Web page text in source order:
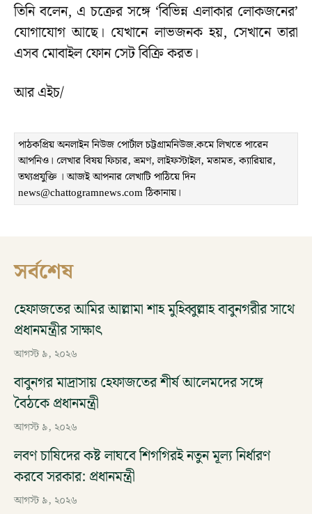
তিনি বলেন, এ চক্রের সঙ্গে ‘বিভিন্ন এলাকার লোকজনের’
যোগাযোগ আছে। যেখানে লাভজনক হয়, সেখানে তারা
এসব মোবাইল ফোন সেট বিক্রি করত।
আর এইচ/
পাঠকপ্রিয় অনলাইন নিউজ পোর্টাল চট্টগ্রামনিউজ.কমে লিখতে পারেন
আপনিও। লেখার বিষয় ফিচার, ভ্রমণ, লাইফস্টাইল, মতামত, ক্যারিয়ার,
তথ্যপ্রযুক্তি । আজই আপনার লেখাটি পাঠিয়ে দিন
news@chattogramnews.com ঠিকানায়।
সর্বশেষ
হেফাজতের আমির আল্লামা শাহ মুহিব্বুল্লাহ বাবুনগরীর সাথে
প্রধানমন্ত্রীর সাক্ষাৎ
আগস্ট ৯, ২০২৬
বাবুনগর মাদ্রাসায় হেফাজতের শীর্ষ আলেমদের সঙ্গে
বৈঠকে প্রধানমন্ত্রী
আগস্ট ৯, ২০২৬
লবণ চাষিদের কষ্ট লাঘবে শিগগিরই নতুন মূল্য নির্ধারণ
করবে সরকার: প্রধানমন্ত্রী
আগস্ট ৯, ২০২৬